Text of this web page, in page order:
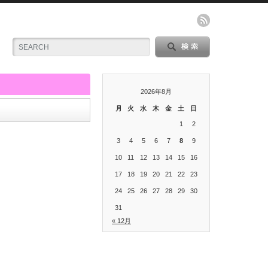
2026年8月
月 火 水 木 金 土 日
1 2
3 4 5 6 7 8 9
10 11 12 13 14 15 16
17 18 19 20 21 22 23
24 25 26 27 28 29 30
31
« 12月